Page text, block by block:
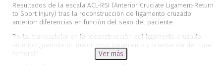
Resultados de la escala ACL-RSI (Anterior Cruciate Ligament-Return
to Sport Injury) tras la reconstrucción de ligamento cruzado
anterior: diferencias en función del sexo del paciente
Portal transpatelar en la reconstrucción del ligamento cruzado
anterior: ¿permite un mejor posicionamiento y orientación del túnel
femoral?
Calcificaciones acetabulares y periacetabulares de la cadera.
Ver más